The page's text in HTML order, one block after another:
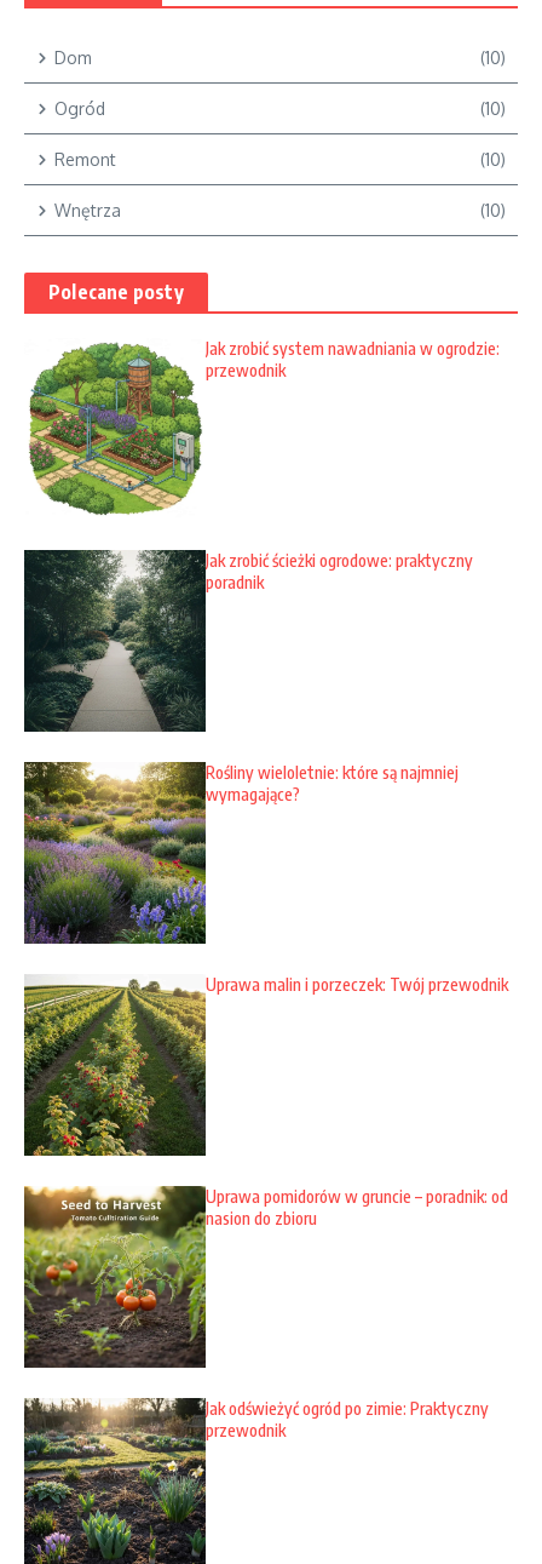
Dom (10)
Ogród (10)
Remont (10)
Wnętrza (10)
Polecane posty
Jak zrobić system nawadniania w ogrodzie:
przewodnik
Jak zrobić ścieżki ogrodowe: praktyczny
poradnik
Rośliny wieloletnie: które są najmniej
wymagające?
Uprawa malin i porzeczek: Twój przewodnik
Uprawa pomidorów w gruncie – poradnik: od
nasion do zbioru
Jak odświeżyć ogród po zimie: Praktyczny
przewodnik